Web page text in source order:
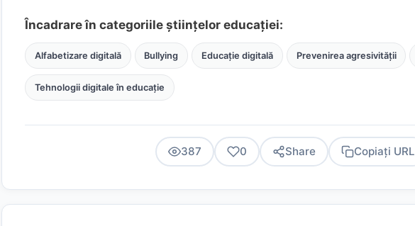
Încadrare în categoriile științelor educației:
Alfabetizare digitală Bullying Educație digitală Prevenirea agresivității
Tehnologii digitale în educație
387 0 Share Copiați URL